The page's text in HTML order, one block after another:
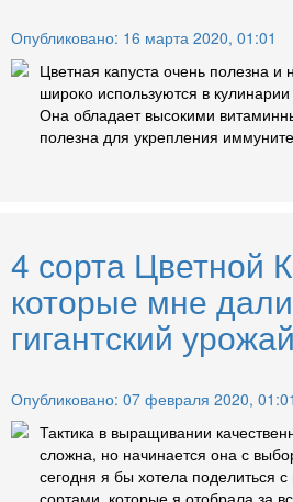
Опубликовано: 16 марта 2020, 01:01
Цветная капуста очень полезна и
широко используются в
Она обладает высокими
полезна для укрепления
4 сорта Цветной
которые мне
гигантский
Опубликовано: 07 февраля 2020, 01:01
Тактика в выращивании
сложна, но начинается она с
сегодня я бы хотела поделиться
сортами, которые я отобрала за